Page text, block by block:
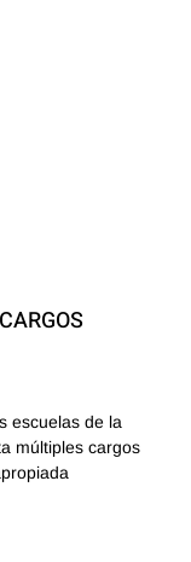
escuelas de la
múltiples cargos